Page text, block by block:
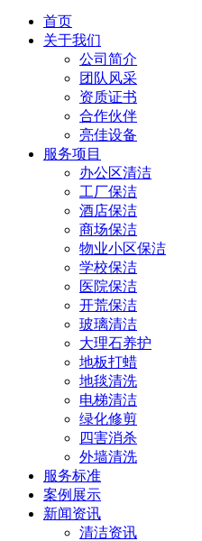
首页
关于我们
公司简介
团队风采
资质证书
合作伙伴
亮佳设备
服务项目
办公区清洁
工厂保洁
酒店保洁
商场保洁
物业小区保洁
学校保洁
医院保洁
开荒保洁
玻璃清洁
大理石养护
地板打蜡
地毯清洗
电梯清洁
绿化修剪
四害消杀
外墙清洗
服务标准
案例展示
新闻资讯
清洁资讯